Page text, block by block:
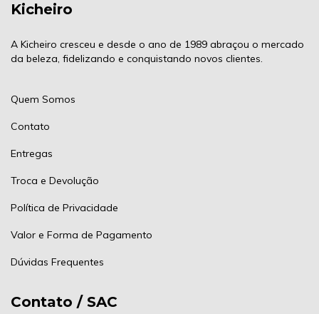
Kicheiro
A Kicheiro cresceu e desde o ano de 1989 abraçou o mercado
da beleza, fidelizando e conquistando novos clientes.
Quem Somos
Contato
Entregas
Troca e Devolução
Política de Privacidade
Valor e Forma de Pagamento
Dúvidas Frequentes
Contato / SAC